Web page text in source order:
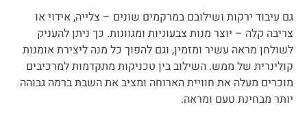
גם עיבוד ירקות ושילובם במרקמים שונים – צלייה, אידוי או
צריבה קלה – יוצר מנות צבעוניות ומגוונות. כך ניתן להעניק
לשולחן מראה עשיר ומזמין, וגם להפוך כל מנה ליצירת אומנות
קולינרית של ממש. השילוב בין טכניקות מתקדמות למרכיבים
מוכרים מעלה את חוויית הארוחה ומציב את השבת ברמה גבוהה
יותר מבחינת טעם ומראה.